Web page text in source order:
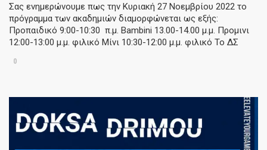
Σας ενημερώνουμε πως την Κυριακή 27 Νοεμβρίου 2022 το
πρόγραμμα των ακαδημιών διαμορφώνεται ως εξής:
Προπαιδικό 9:00-10:30 π.μ. Bambini 13.00-14.00 μ.μ. Προμινι
12:00-13:00 μ.μ. φιλικό Μίνι 10:30-12:00 μ.μ. φιλικό Το ΔΣ
0